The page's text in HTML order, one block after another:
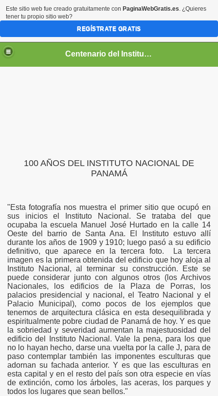
Centenario del Instituto Nacional de Panamá
100 AÑOS DEL INSTITUTO NACIONAL DE
PANAMÁ
"Esta fotografía nos muestra el primer sitio que ocupó en
sus inicios el Instituto Nacional. Se trataba del que
ocupaba la escuela Manuel José Hurtado en la calle 14
Oeste del barrio de Santa Ana. El Instituto estuvo allí
durante los años de 1909 y 1910; luego pasó a su edificio
definitivo, que aparece en la tercera foto. La tercera
imagen es la primera obtenida del edificio que hoy aloja al
Instituto Nacional, al terminar su construcción. Este se
puede considerar junto con algunos otros (los Archivos
Nacionales, los edificios de la Plaza de Porras, los
palacios presidencial y nacional, el Teatro Nacional y el
Palacio Municipal), como pocos de los ejemplos que
tenemos de arquitectura clásica en esta desequilibrada y
espiritualmente pobre ciudad de Panamá de hoy. Y es que
la sobriedad y severidad aumentan la majestuosidad del
edificio del Instituto Nacional. Vale la pena, para los que
no lo hayan hecho, darse una vuelta por la calle J, para de
paso contemplar también las imponentes esculturas que
adornan su fachada anterior. Y es que las esculturas en
esta capital y en el resto del país son otra especie en vías
de extinción, como los árboles, las aceras, los parques y
todos los lugares que sean bellos."
Este sitio web fue creado gratuitamente con PaginaWebGratis.es. ¿Quieres
tener tu propio sitio web?
REGÍSTRATE GRATIS